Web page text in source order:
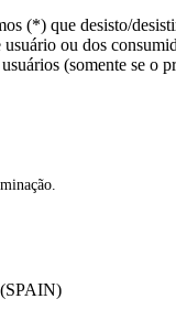
(*) que desisto/
ou dos
(somente se